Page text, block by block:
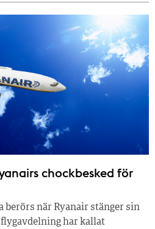
chockbesked för
berörs när Ryanair stänger sin
har kallat